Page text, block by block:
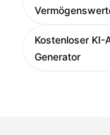
Kostenloser KI-
Generator